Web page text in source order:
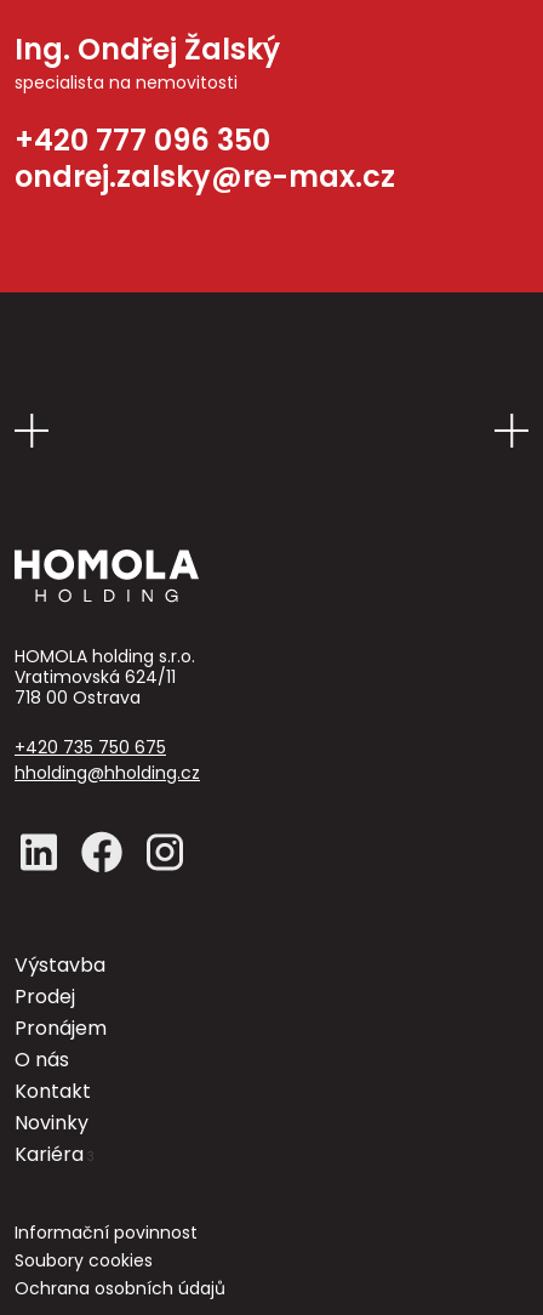
Ing. Ondřej Žalský
specialista na nemovitosti
+420 777 096 350
ondrej.zalsky@re-max.cz
HOMOLA holding s.r.o.
Vratimovská 624/11
718 00 Ostrava
+420 735 750 675
hholding@hholding.cz
Výstavba
Prodej
Pronájem
O nás
Kontakt
Novinky
Kariéra 3
Informační povinnost
Soubory cookies
Ochrana osobních údajů